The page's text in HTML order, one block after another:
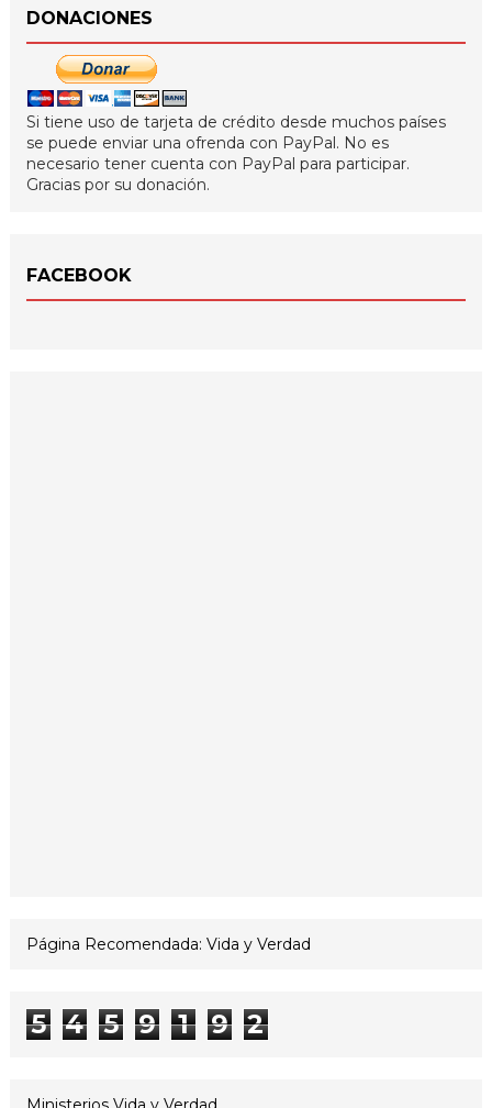
DONACIONES
Si tiene uso de tarjeta de crédito desde muchos países
se puede enviar una ofrenda con PayPal. No es
necesario tener cuenta con PayPal para participar.
Gracias por su donación.
FACEBOOK
Página Recomendada: Vida y Verdad
5 4 5 9 1 9 2